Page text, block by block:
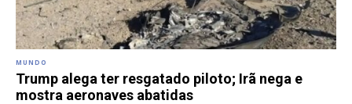
MUNDO
Trump alega ter resgatado piloto; Irã nega e
mostra aeronaves abatidas